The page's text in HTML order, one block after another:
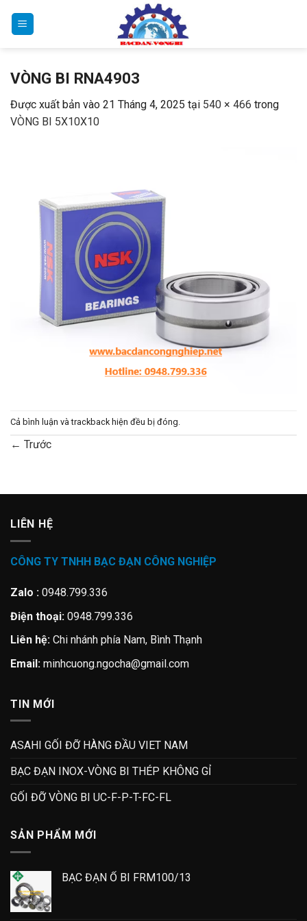
VÒNG BI RNA4903
Được xuất bản vào 21 Tháng 4, 2025 tại 540 × 466 trong
VÒNG BI 5X10X10
Cả bình luận và trackback hiện đều bị đóng.
← Trước
LIÊN HỆ
CÔNG TY TNHH BẠC ĐẠN CÔNG NGHIỆP
Zalo : 0948.799.336
Điện thoại: 0948.799.336
Liên hệ: Chi nhánh phía Nam, Bình Thạnh
Email: minhcuong.ngocha@gmail.com
TIN MỚI
ASAHI GỐI ĐỠ HÀNG ĐẦU VIET NAM
BẠC ĐẠN INOX-VÒNG BI THÉP KHÔNG GỈ
GỐI ĐỠ VÒNG BI UC-F-P-T-FC-FL
SẢN PHẨM MỚI
BẠC ĐẠN Ổ BI FRM100/13